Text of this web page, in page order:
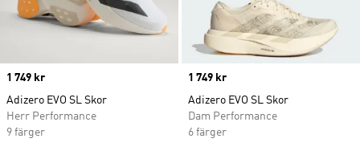
Price
1 749 kr
Adizero EVO SL Skor
Herr Performance
9 färger
Price
1 749 kr
Adizero EVO SL Skor
Dam Performance
6 färger